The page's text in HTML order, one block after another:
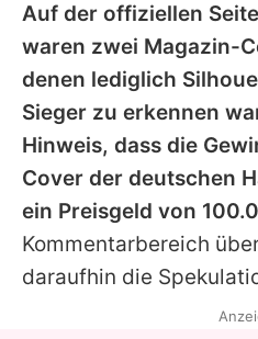
Auf der offiziellen
waren zwei Magazin-
denen lediglich
Sieger zu erkennen
Hinweis, dass die
Cover der deutschen
ein Preisgeld von
Kommentarbereich
daraufhin die